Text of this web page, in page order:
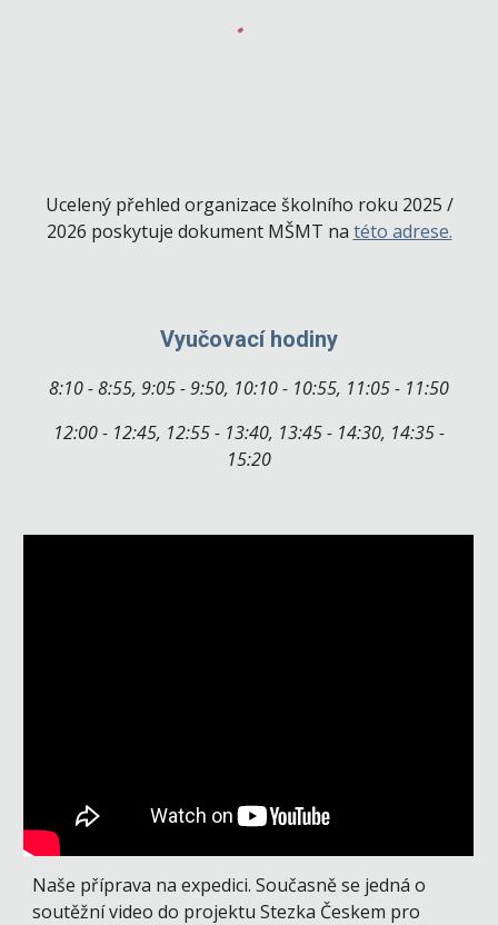
Ucelený přehled organizace školního roku 2025 /
2026 poskytuje dokument MŠMT na této adrese.
Vyučovací hodiny
8:10 - 8:55, 9:05 - 9:50, 10:10 - 10:55, 11:05 - 11:50
12:00 - 12:45, 12:55 - 13:40, 13:45 - 14:30, 14:35 -
15:20
Naše příprava na expedici. Současně se jedná o
soutěžní video do projektu Stezka Českem pro